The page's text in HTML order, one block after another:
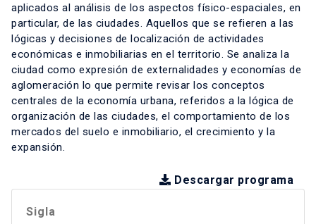
aplicados al análisis de los aspectos físico-espaciales, en
particular, de las ciudades. Aquellos que se refieren a las
lógicas y decisiones de localización de actividades
económicas e inmobiliarias en el territorio. Se analiza la
ciudad como expresión de externalidades y economías de
aglomeración lo que permite revisar los conceptos
centrales de la economía urbana, referidos a la lógica de
organización de las ciudades, el comportamiento de los
mercados del suelo e inmobiliario, el crecimiento y la
expansión.
Descargar programa
Sigla